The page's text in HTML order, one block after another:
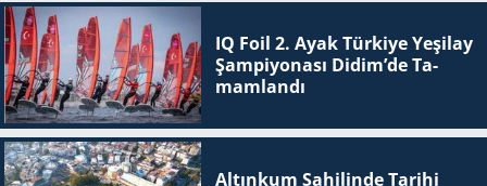
IQ Foil 2. Ayak Tür­ki­ye Ye­şi­lay
Şam­pi­yo­na­sı Didim’de Ta­
mam­lan­dı
Altınkum Sahilinde Tarihi